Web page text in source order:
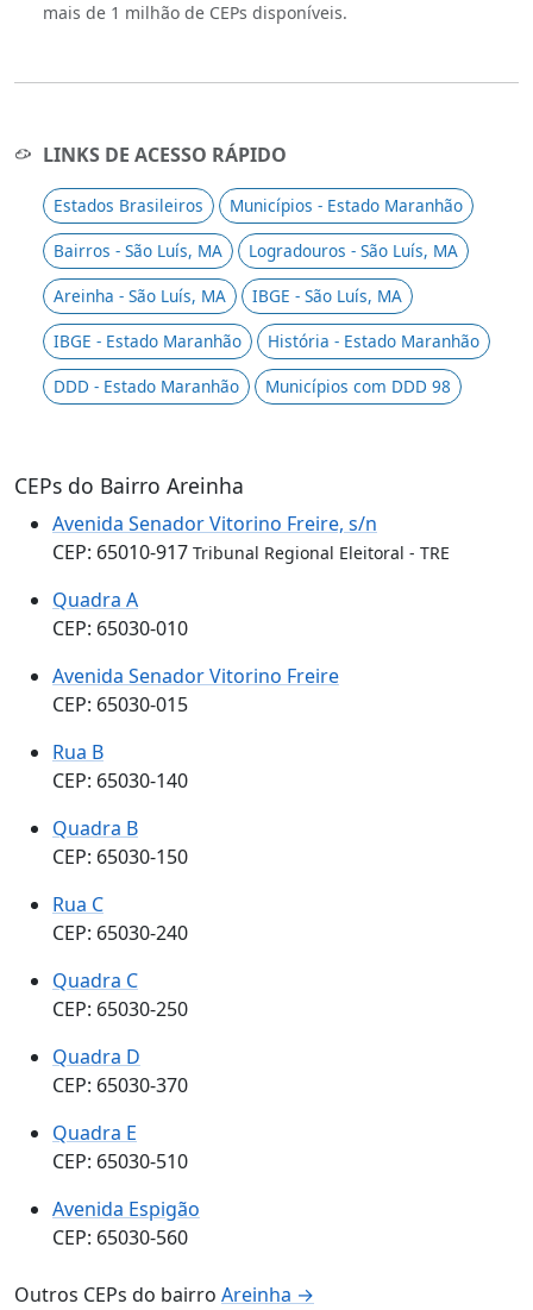
mais de 1 milhão de CEPs disponíveis.
LINKS DE ACESSO RÁPIDO
Estados Brasileiros
Municípios - Estado Maranhão
Bairros - São Luís, MA
Logradouros - São Luís, MA
Areinha - São Luís, MA
IBGE - São Luís, MA
IBGE - Estado Maranhão
História - Estado Maranhão
DDD - Estado Maranhão
Municípios com DDD 98
CEPs do Bairro Areinha
Avenida Senador Vitorino Freire, s/n
CEP: 65010-917 Tribunal Regional Eleitoral - TRE
Quadra A
CEP: 65030-010
Avenida Senador Vitorino Freire
CEP: 65030-015
Rua B
CEP: 65030-140
Quadra B
CEP: 65030-150
Rua C
CEP: 65030-240
Quadra C
CEP: 65030-250
Quadra D
CEP: 65030-370
Quadra E
CEP: 65030-510
Avenida Espigão
CEP: 65030-560
Outros CEPs do bairro Areinha →